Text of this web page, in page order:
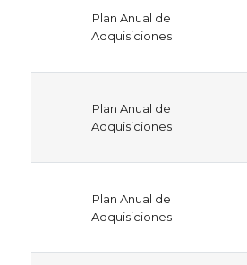
Plan Anual de
Adquisiciones
Plan Anual de
Adquisiciones
Plan Anual de
Adquisiciones